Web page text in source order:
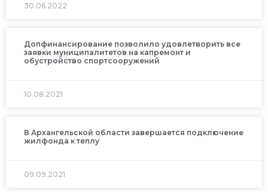
30.06.2022
Допфинансирование позволило удовлетворить все
заявки муниципалитетов на капремонт и
обустройство спортсооружений
10.08.2021
В Архангельской области завершается подключение
жилфонда к теплу
09.09.2021